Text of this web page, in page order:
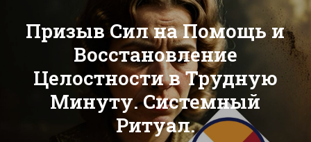
Призыв Сил на Помощь и
Восстановление
Целостности в Трудную
Минуту. Системный
Ритуал.